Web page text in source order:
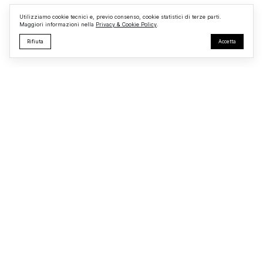
Utilizziamo cookie tecnici e, previo consenso, cookie statistici di terze parti.
Maggiori informazioni nella Privacy & Cookie Policy
Rifiuta Accetta